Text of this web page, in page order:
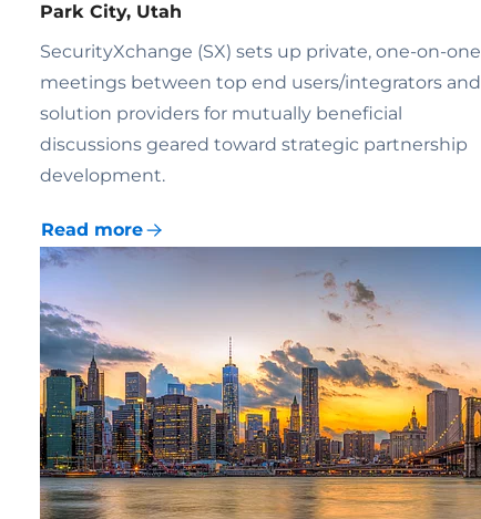
Park City, Utah
SecurityXchange (SX) sets up private, one-on-one
meetings between top end users/integrators and
solution providers for mutually beneficial
discussions geared toward strategic partnership
development.
Read more